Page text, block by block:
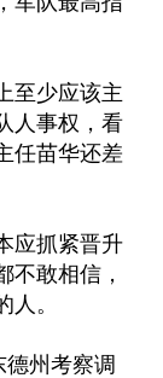
至少应该主
人事权，看
任苗华还差
应抓紧晋升
不敢相信，
。
州考察调